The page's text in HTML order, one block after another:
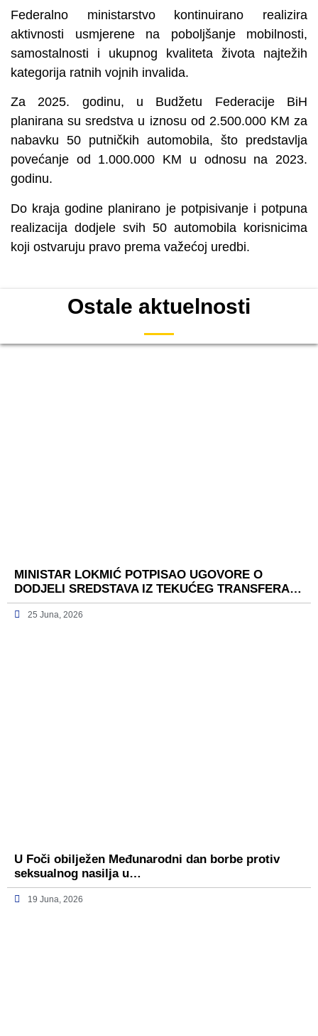
Federalno ministarstvo kontinuirano realizira
aktivnosti usmjerene na poboljšanje mobilnosti,
samostalnosti i ukupnog kvaliteta života najtežih
kategorija ratnih vojnih invalida.
Za 2025. godinu, u Budžetu Federacije BiH
planirana su sredstva u iznosu od 2.500.000 KM za
nabavku 50 putničkih automobila, što predstavlja
povećanje od 1.000.000 KM u odnosu na 2023.
godinu.
Do kraja godine planirano je potpisivanje i potpuna
realizacija dodjele svih 50 automobila korisnicima
koji ostvaruju pravo prema važećoj uredbi.
Ostale aktuelnosti
MINISTAR LOKMIĆ POTPISAO UGOVORE O
DODJELI SREDSTAVA IZ TEKUĆEG TRANSFERA…
25 Juna, 2026
U Foči obilježen Međunarodni dan borbe protiv
seksualnog nasilja u…
19 Juna, 2026